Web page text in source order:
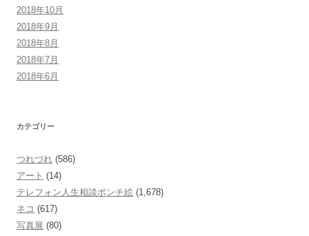
2018年10月
2018年9月
2018年8月
2018年7月
2018年6月
カテゴリー
つれづれ (586)
アート (14)
テレフォン人生相談ポンチ絵 (1,678)
ネコ (617)
写真展 (80)